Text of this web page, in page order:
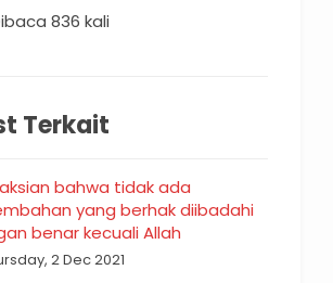
836 kali
Terkait
bahwa tidak ada
yang berhak diibadahi
benar kecuali Allah
2 Dec 2021